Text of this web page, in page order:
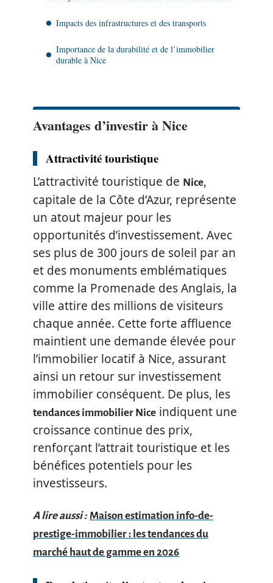
Impacts des infrastructures et des transports
Importance de la durabilité et de l’immobilier
durable à Nice
Avantages d’investir à Nice
Attractivité touristique
L’attractivité touristique de Nice,
capitale de la Côte d’Azur, représente
un atout majeur pour les
opportunités d’investissement. Avec
ses plus de 300 jours de soleil par an
et des monuments emblématiques
comme la Promenade des Anglais, la
ville attire des millions de visiteurs
chaque année. Cette forte affluence
maintient une demande élevée pour
l’immobilier locatif à Nice, assurant
ainsi un retour sur investissement
immobilier conséquent. De plus, les
tendances immobilier Nice indiquent une
croissance continue des prix,
renforçant l’attrait touristique et les
bénéfices potentiels pour les
investisseurs.
A lire aussi : Maison estimation info-de-
prestige-immobilier : les tendances du
marché haut de gamme en 2026